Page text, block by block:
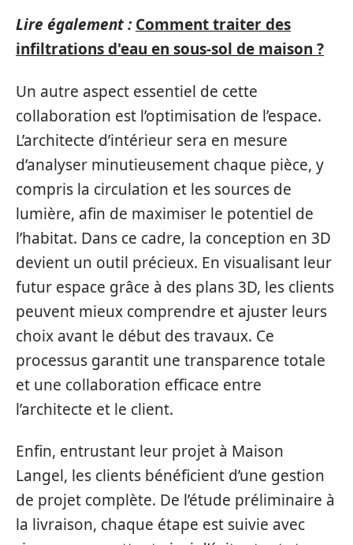
Lire également : Comment traiter des
infiltrations d'eau en sous-sol de maison ?
Un autre aspect essentiel de cette
collaboration est l’optimisation de l’espace.
L’architecte d’intérieur sera en mesure
d’analyser minutieusement chaque pièce, y
compris la circulation et les sources de
lumière, afin de maximiser le potentiel de
l’habitat. Dans ce cadre, la conception en 3D
devient un outil précieux. En visualisant leur
futur espace grâce à des plans 3D, les clients
peuvent mieux comprendre et ajuster leurs
choix avant le début des travaux. Ce
processus garantit une transparence totale
et une collaboration efficace entre
l’architecte et le client.
Enfin, entrustant leur projet à Maison
Langel, les clients bénéficient d’une gestion
de projet complète. De l’étude préliminaire à
la livraison, chaque étape est suivie avec